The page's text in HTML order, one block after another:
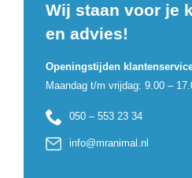
Wij staan voor je
en advies!
Openingstijden
Maandag t/m vrijdag: 9.00 –
050 – 553 23 34
info@mranimal.nl